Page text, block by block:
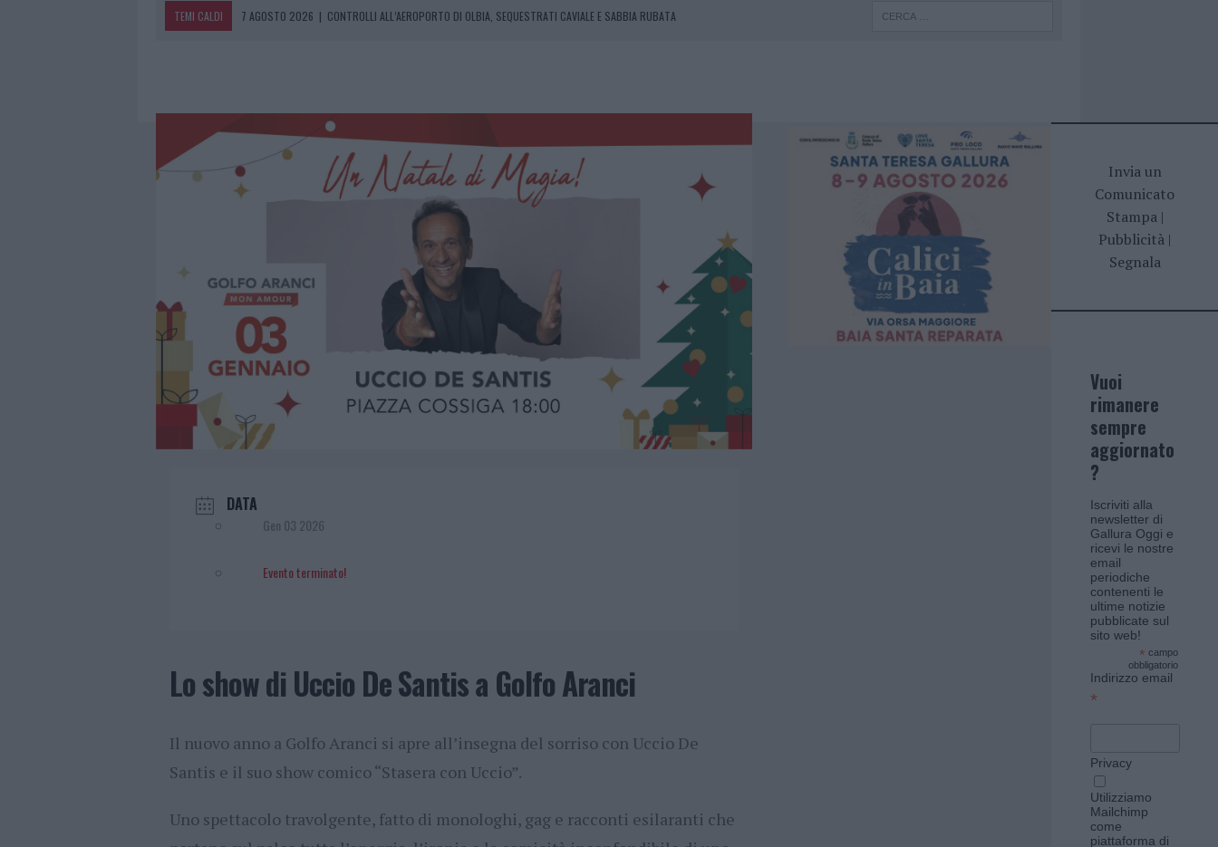
TEMI CALDI 7 AGOSTO 2026 | CONTROLLI ALL’AEROPORTO DI OLBIA, SEQUESTRATI CAVIALE E SABBIA RUBATA
7 AGOSTO 2026 | FILM INTERNAZIONALE, CASTING PER COMPARSE IN COSTA SMERALDA
7 AGOSTO 2026
PORTO ROTONDO OSPITA LA GRANDE SFIDA DELLA VELA NELL’ESTATE 2026
DATA
Gen 03 2026
Evento terminato!
Lo show di Uccio De Santis a Golfo Aranci
Il nuovo anno a Golfo Aranci si apre all’insegna del sorriso con Uccio De
Santis e il suo show comico “Stasera con Uccio”.
Uno spettacolo travolgente, fatto di monologhi, gag e racconti esilaranti che
Invia un
Comunicato
Stampa|
Pubblicità |
Segnala
Vuoi
rimanere
sempre
aggiornato
?
Iscriviti alla
newsletter di
Gallura Oggi e
ricevi le nostre
email
periodiche
contenenti le
ultime notizie
pubblicate sul
sito web!
* campo
obbligatorio
Indirizzo email
*
Privacy
Utilizziamo
Mailchimp
come
piattaforma di